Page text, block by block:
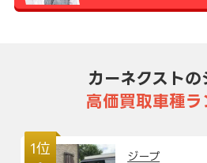
カーネクストの
高価買取車種ラ
1位
ジープ